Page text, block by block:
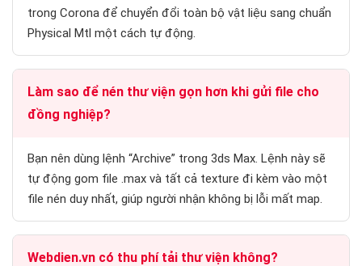
trong Corona để chuyển đổi toàn bộ vật liệu sang chuẩn
Physical Mtl một cách tự động.
Làm sao để nén thư viện gọn hơn khi gửi file cho
đồng nghiệp?
Bạn nên dùng lệnh “Archive” trong 3ds Max. Lệnh này sẽ
tự động gom file .max và tất cả texture đi kèm vào một
file nén duy nhất, giúp người nhận không bị lỗi mất map.
Webdien.vn có thu phí tải thư viện không?